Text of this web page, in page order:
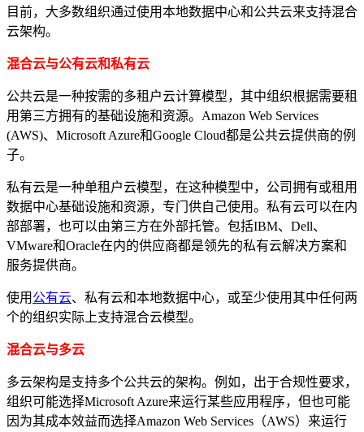
目前，大多数组织通过使用本地数据中心和公共云来支持混合
云架构。
混合云与公有云和私有云
公共云是一种按需的多租户云计算模型，其中组织根据需要租
用第三方拥有的基础设施和资源。Amazon Web Services
(AWS)、Microsoft Azure和Google Cloud都是公共云提供商的例
子。
私有云是一种单租户云模型，在这种模型中，公司拥有或租用
数据中心基础设施和资源，专门供自己使用。私有云可以在内
部部署，也可以由第三方在外部托管。包括IBM、Dell、
VMware和Oracle在内的供应商都是领先的私有云解决方案和
服务提供商。
使用 公有云、私有云和本地数据中心，或至少使用其中任何两
个的组织实际上支持混合云模型。
混合云与多云
多云架构是支持多个公共云的架构。例如，出于合规性要求，
组织可能选择Microsoft Azure来运行某些应用程序，但也可能
因为其成本效益而选择Amazon Web Services（AWS）来运行